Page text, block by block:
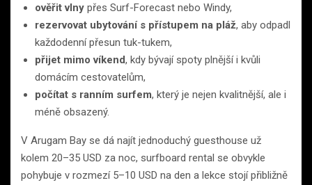
ověřit vlny přes Surf-Forecast nebo Windy,
rezervovat ubytování s přístupem na pláž, aby odpadl
každodenní přesun tuk-tukem,
přijet mimo víkend, kdy bývají spoty plnější i kvůli
domácím cestovatelům,
počítat s ranním surfem, který je nejen kvalitnější, ale i
méně obsazený.
V Arugam Bay se dá najít jednoduchý guesthouse už
kolem 20–35 USD za noc, surfboard rental se obvykle
pohybuje v rozmezí 5–10 USD na den a lekce stojí přibližně